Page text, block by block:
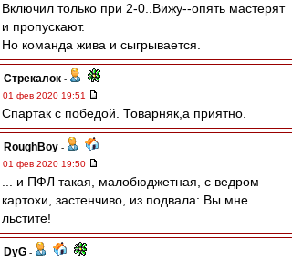
Включил только при 2-0..Вижу--опять мастерят
и пропускают.
Но команда жива и сыгрывается.
Стрекалок -
01 фев 2020 19:51
Спартак с победой. Товарняк,а приятно.
RoughBoy -
01 фев 2020 19:50
... и ПФЛ такая, малобюджетная, с ведром
картохи, застенчиво, из подвала: Вы мне
льстите!
DyG -